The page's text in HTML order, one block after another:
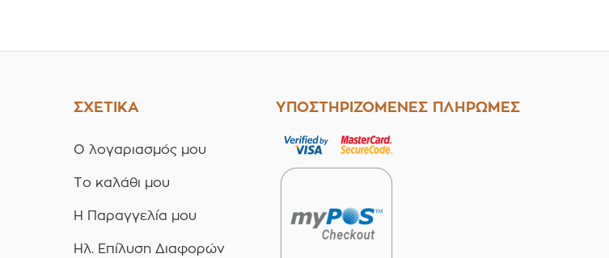
ΣΧΕΤΙΚΑ
Ο λογαριασμός μου
Το καλάθι μου
Η Παραγγελία μου
Ηλ. Επίλυση Διαφορών
ΥΠΟΣΤΗΡΙΖΟΜΕΝΕΣ ΠΛΗΡΩΜΕΣ